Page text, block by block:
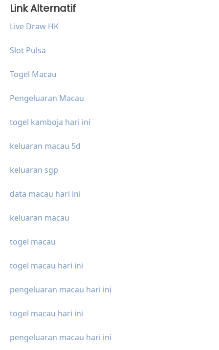
Link Alternatif
Live Draw HK
Slot Pulsa
Togel Macau
Pengeluaran Macau
togel kamboja hari ini
keluaran macau 5d
keluaran sgp
data macau hari ini
keluaran macau
togel macau
togel macau hari ini
pengeluaran macau hari ini
togel macau hari ini
pengeluaran macau hari ini